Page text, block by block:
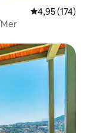
Priemerné
4,95 (174)